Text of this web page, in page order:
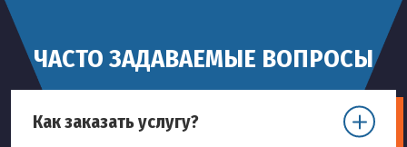
ЧАСТО ЗАДАВАЕМЫЕ ВОПРОСЫ
Как заказать услугу?